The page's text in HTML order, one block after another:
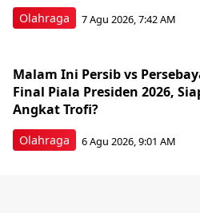
Olahraga 7 Agu 2026, 7:42 AM
Olahraga
Malam Ini Persib vs
Final Piala Presiden 2026,
Angkat Trofi?
6 Agu 2026, 9:01 AM